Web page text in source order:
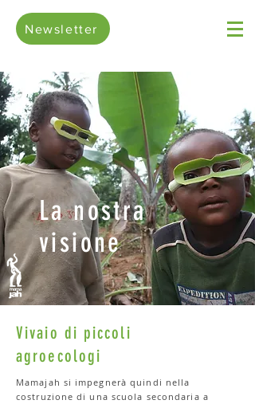
Newsletter
La nostra
visione
Vivaio di piccoli
agroecologi
Mamajah si impegnerà quindi nella
costruzione di una scuola secondaria a